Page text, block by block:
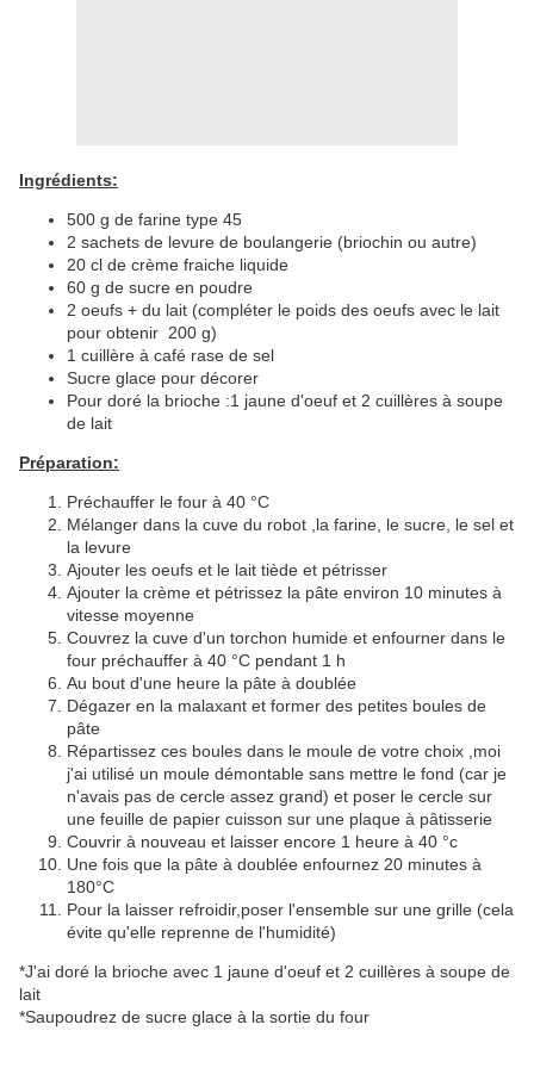
Ingrédients:
500 g de farine type 45
2 sachets de levure de boulangerie (briochin ou autre)
20 cl de crème fraiche liquide
60 g de sucre en poudre
2 oeufs + du lait (compléter le poids des oeufs avec le lait
pour obtenir 200 g)
1 cuillère à café rase de sel
Sucre glace pour décorer
Pour doré la brioche :1 jaune d'oeuf et 2 cuillères à soupe
de lait
Préparation:
Préchauffer le four à 40 °C
Mélanger dans la cuve du robot ,la farine, le sucre, le sel et
la levure
Ajouter les oeufs et le lait tiède et pétrisser
Ajouter la crème et pétrissez la pâte environ 10 minutes à
vitesse moyenne
Couvrez la cuve d'un torchon humide et enfourner dans le
four préchauffer à 40 °C pendant 1 h
Au bout d'une heure la pâte à doublée
Dégazer en la malaxant et former des petites boules de
pâte
Répartissez ces boules dans le moule de votre choix ,moi
j'ai utilisé un moule démontable sans mettre le fond (car je
n'avais pas de cercle assez grand) et poser le cercle sur
une feuille de papier cuisson sur une plaque à pâtisserie
Couvrir à nouveau et laisser encore 1 heure à 40 °c
Une fois que la pâte à doublée enfournez 20 minutes à
180°C
Pour la laisser refroidir,poser l'ensemble sur une grille (cela
évite qu'elle reprenne de l'humidité)
*J'ai doré la brioche avec 1 jaune d'oeuf et 2 cuillères à soupe de
lait
*Saupoudrez de sucre glace à la sortie du four